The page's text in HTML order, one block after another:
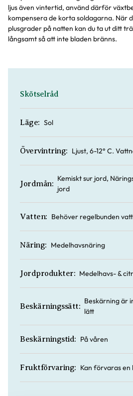
ljus även vintertid, använd därför
kompensera de korta soldagarna. När
plusgrader på natten kan du ta ut ditt
långsamt så att inte bladen bränns.
Skötselråd
Läge: Sol
Övervintring: Ljust, 6-12° C.
Jordmån:
Kemiskt sur jord,
jord
Vatten: Behöver regelbunden
Näring: Medelhavsnäring
Jordprodukter: Medelhavs- &
Beskärningssätt:
Beskärning är
lätt
Beskärningstid: På våren
Fruktförvaring: Kan förvaras